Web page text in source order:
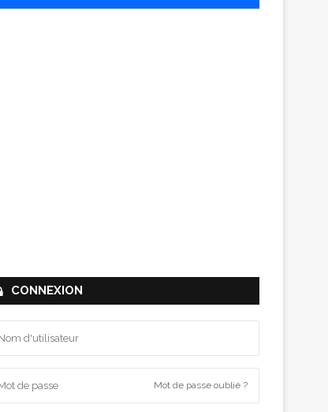
CONNEXION
Mot de passe oublié ?